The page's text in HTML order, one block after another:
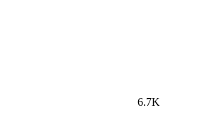
6.7K